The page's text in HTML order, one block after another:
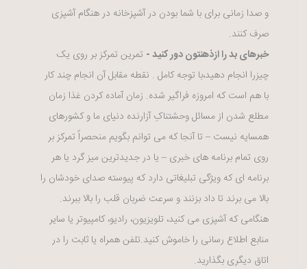
و صدا زمانی برای با شما بودن در آشپزخانه در هنگام آشپزی
صرف کنند.
خبرهای بد را ازذهنتون دور کنید - تمرین تمرکز بر روی یک
چیزرا انجام دهید،با توجه کامل . نقطه مقابل آن انجام چند کار
با هم است که امروزه فراگیر شده. زمان آماده کردن غذا زمان
مطلع شدن از مسائل وحشتناکِ آزارنده دنیای ما و کشورهای
همسایه نیست – تا آنجا که می توانم بگویم منحصراً تمرکز بر
روی تمام برنامه های خبری – یا در جدیدترین میز گرد یا هر
برنامه ای که ویژگی تبلیغاتی دارد که پیوسته صدای خودشان را
بالا می برند تا داد بزنند و سرعت ضربان قلب را بالا ببرند.
هنگامی که آشپزی می کنید، تلویزیون، رادیو، کامپیوتر یا سایر
منابع اطلاع رسانی را خاموش کنید.تلفن همراه یا ثابت را در
اتاق دیگری بگذارید.